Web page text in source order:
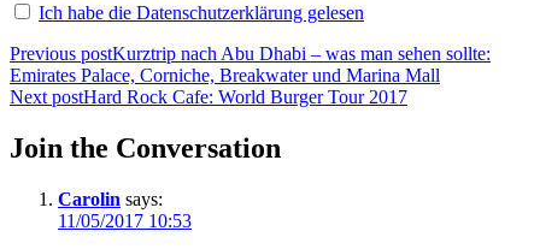
Ich habe die Datenschutzerklärung gelesen
Beitragsnavigation
Previous postKurztrip nach Abu Dhabi – was man sehen sollte:
Emirates Palace, Corniche, Breakwater und Marina Mall
Next postHard Rock Cafe: World Burger Tour 2017
Join the Conversation
Carolin says:
11/05/2017 10:53